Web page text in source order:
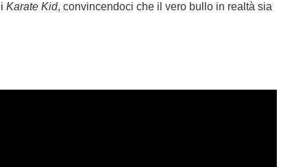
Karate Kid, convincendoci che il vero bullo in realtà sia